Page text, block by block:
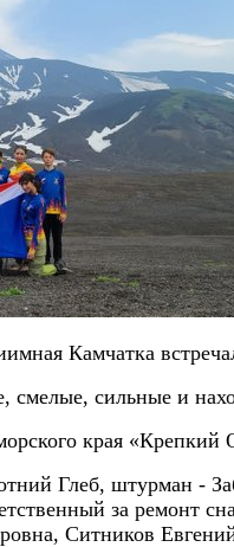
Камчатка
сильные и
края
Глеб, штурман -
за ремонт
Ситников